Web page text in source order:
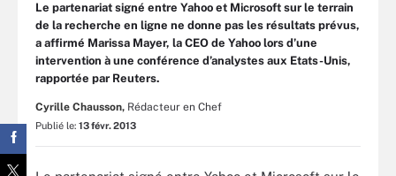
Le partenariat signé entre Yahoo et Microsoft sur le terrain
de la recherche en ligne ne donne pas les résultats prévus,
a affirmé Marissa Mayer, la CEO de Yahoo lors d’une
intervention à une conférence d’analystes aux Etats-Unis,
rapportée par Reuters.
Cyrille Chausson, Rédacteur en Chef
Publié le: 13 févr. 2013